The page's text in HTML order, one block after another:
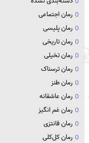
رمان اجتماعی
رمان پلیسی
رمان تاریخی
رمان تخیلی
رمان ترسناک
رمان طنز
رمان عاشقانه
رمان غم انگیز
رمان فانتزی
رمان کل‌کلی